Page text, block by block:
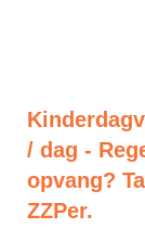
/ dag -
opvang?
ZZPer.